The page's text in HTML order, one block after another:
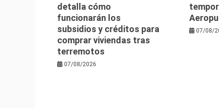
detalla cómo
funcionarán los
subsidios y créditos para
comprar viviendas tras
terremotos
07/08/2026
07/08/